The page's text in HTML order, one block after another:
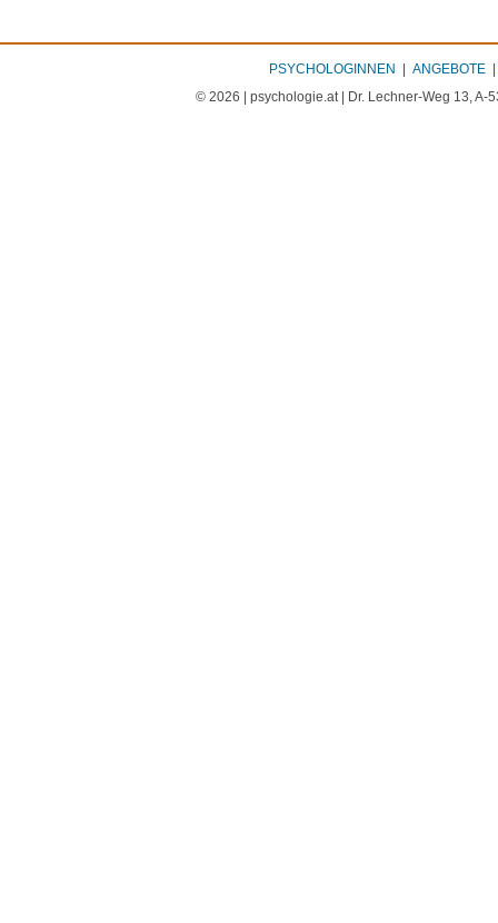
PSYCHOLOGINNEN ANGEBOTE
© 2026 | psychologie.at | Dr. Lechner-Weg 13,